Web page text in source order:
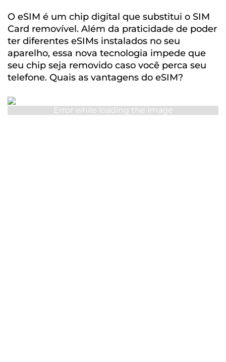
O eSIM é um chip digital que substitui o SIM
Card removível. Além da praticidade de poder
ter diferentes eSIMs instalados no seu
aparelho, essa nova tecnologia impede que
seu chip seja removido caso você perca seu
telefone. Quais as vantagens do eSIM?